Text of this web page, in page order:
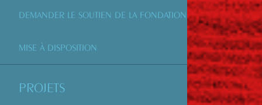
DEMANDER LE SOUTIEN DE LA FONDATION
MISE À DISPOSITION
PROJETS